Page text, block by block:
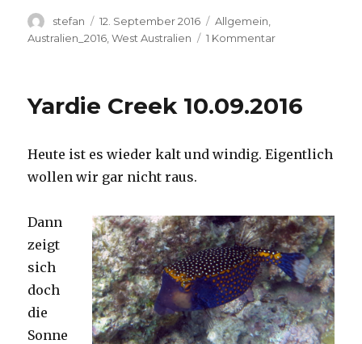
Autor
stefan
Veröffentlicht
am
12. September 2016 Kategorien
Allgemein
Australien_2016 ,West Australien 1 Kommentarzu
Yardie Creek 10.09.2016
Heute ist es wieder kalt und windig. Eigentlich
wollen wir gar nicht raus.
Dann
zeigt
sich
doch
die
Sonne